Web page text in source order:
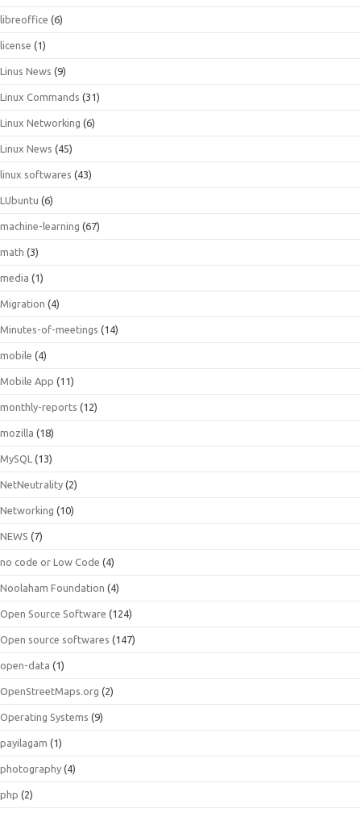
libreoffice (6)
license (1)
Linus News (9)
Linux Commands (31)
Linux Networking (6)
Linux News (45)
linux softwares (43)
LUbuntu (6)
machine-learning (67)
math (3)
media (1)
Migration (4)
Minutes-of-meetings (14)
mobile (4)
Mobile App (11)
monthly-reports (12)
mozilla (18)
MySQL (13)
NetNeutrality (2)
Networking (10)
NEWS (7)
no code or Low Code (4)
Noolaham Foundation (4)
Open Source Software (124)
Open source softwares (147)
open-data (1)
OpenStreetMaps.org (2)
Operating Systems (9)
payilagam (1)
photography (4)
php (2)